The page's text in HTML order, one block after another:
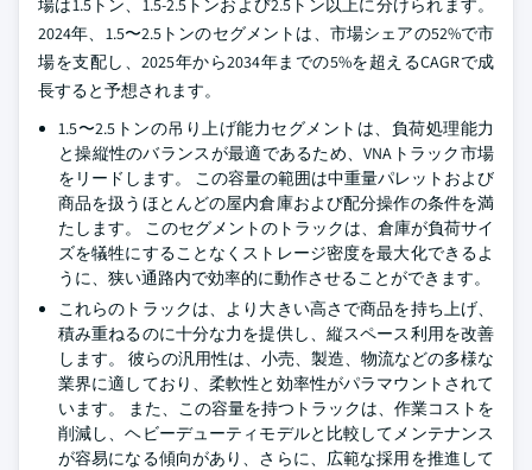
場は1.5トン、1.5-2.5トンおよび2.5トン以上に分けられます。
2024年、1.5〜2.5トンのセグメントは、市場シェアの52%で市
場を支配し、2025年から2034年までの5%を超えるCAGRで成
長すると予想されます。
1.5〜2.5トンの吊り上げ能力セグメントは、負荷処理能力
と操縦性のバランスが最適であるため、VNAトラック市場
をリードします。 この容量の範囲は中重量パレットおよび
商品を扱うほとんどの屋内倉庫および配分操作の条件を満
たします。 このセグメントのトラックは、倉庫が負荷サイ
ズを犠牲にすることなくストレージ密度を最大化できるよ
うに、狭い通路内で効率的に動作させることができます。
これらのトラックは、より大きい高さで商品を持ち上げ、
積み重ねるのに十分な力を提供し、縦スペース利用を改善
します。 彼らの汎用性は、小売、製造、物流などの多様な
業界に適しており、柔軟性と効率性がパラマウントされて
います。 また、この容量を持つトラックは、作業コストを
削減し、ヘビーデューティモデルと比較してメンテナンス
が容易になる傾向があり、さらに、広範な採用を推進して